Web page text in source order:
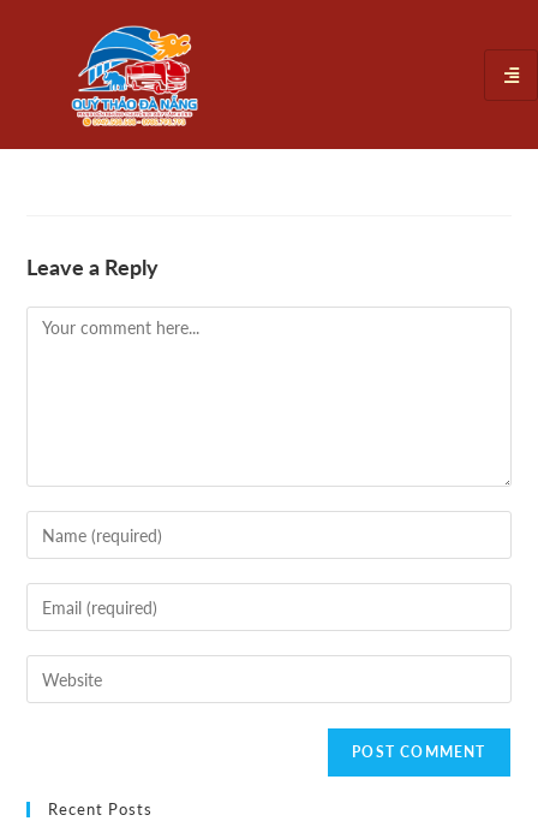
Leave a Reply
Recent Posts